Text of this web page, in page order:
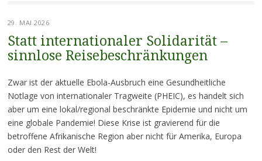
29. MAI 2026
Statt internationaler Solidarität –
sinnlose Reisebeschränkungen
Zwar ist der aktuelle Ebola-Ausbruch eine Gesundheitliche
Notlage von internationaler Tragweite (PHEIC), es handelt sich
aber um eine lokal/regional beschränkte Epidemie und nicht um
eine globale Pandemie! Diese Krise ist gravierend für die
betroffene Afrikanische Region aber nicht für Amerika, Europa
oder den Rest der Welt!